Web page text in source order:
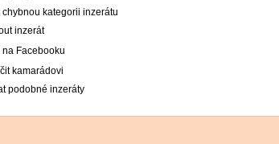
chybnou kategorii inzerátu
inzerát
Facebooku
kamarádovi
podobné inzeráty